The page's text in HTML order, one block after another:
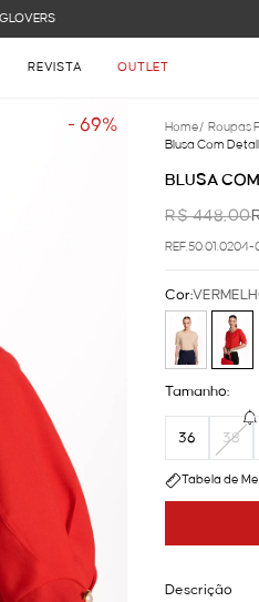
899
REVISTA OUTLET
- 69% Home/ Roupas
Blusa Com
BLUSA
R$ 448,00
REF.50.01.0204-
Cor:
Tamanho:
36 38
Tabela de
Descrição